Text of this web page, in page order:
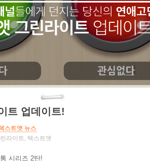
트 업데이트!
스트앳 뉴스
라이트, 텍스트앳
시리즈 2탄!